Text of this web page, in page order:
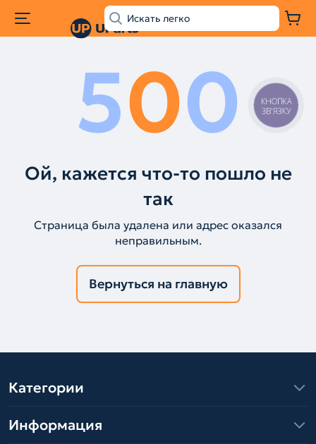
500
Ой, кажется что-то пошло не
так
Страница была удалена или адрес оказался
неправильным.
Вернуться на главную
Категории
Информация
КНОПКА
ЗВ'ЯЗКУ